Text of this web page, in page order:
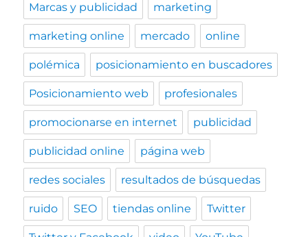
Marcas y publicidad marketing
marketing online mercado online
polémica posicionamiento en buscadores
Posicionamiento web profesionales
promocionarse en internet publicidad
publicidad online página web
redes sociales resultados de búsquedas
ruido SEO tiendas online Twitter